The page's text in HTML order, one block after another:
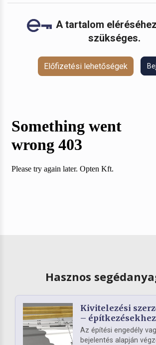
A tartalom
szükséges.
Előfizetési lehetőségek
Hasznos
Kivitelezési
– építkezésekhez
Az építési engedély
bejelentés alapján